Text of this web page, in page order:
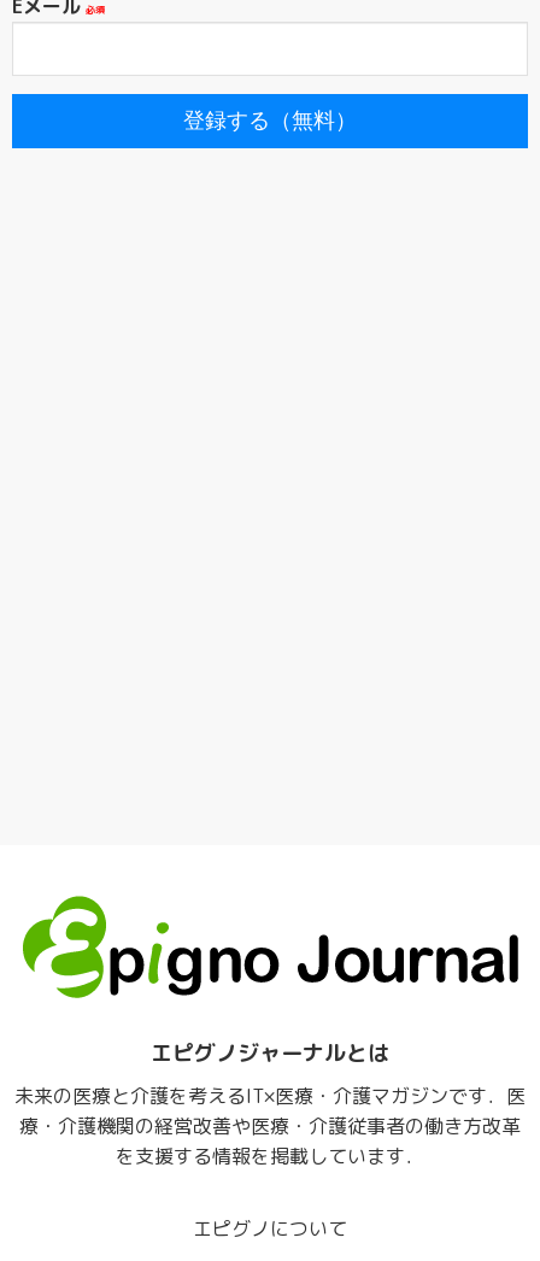
Eメール
エピグノジャーナルとは
未来の医療と介護を考えるIT×医療・介護マガジンです．医
療・介護機関の経営改善や医療・介護従事者の働き方改革
を支援する情報を掲載しています．
エピグノについて